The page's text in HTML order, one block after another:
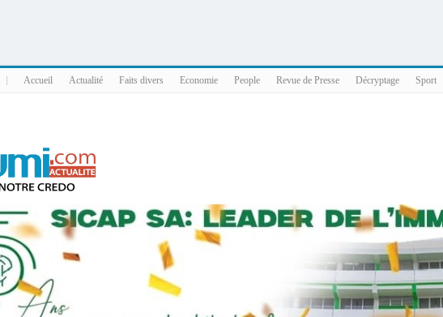
Accueil Actualité Faits divers Economie People Revue de Presse Décryptage Sport